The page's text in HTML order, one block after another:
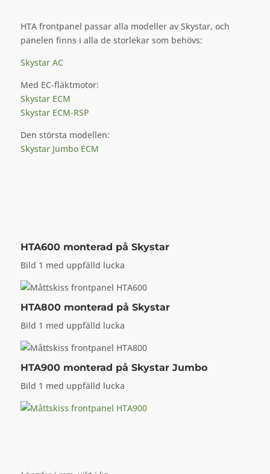
HTA frontpanel passar alla modeller av Skystar, och
panelen finns i alla de storlekar som behövs:
Skystar AC
Med EC-fläktmotor:
Skystar ECM
Skystar ECM-RSP
Den största modellen:
Skystar Jumbo ECM
HTA600monterad på Skystar
Bild 1 med uppfälld lucka
HTA800monterad på Skystar
Bild 1 med uppfälld lucka
HTA900monterad på Skystar Jumbo
Bild 1 med uppfälld lucka